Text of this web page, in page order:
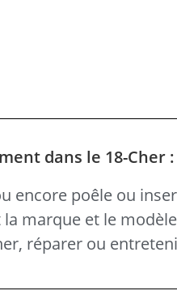
dans le 18-Cher :
encore poêle ou
marque et le
réparer ou